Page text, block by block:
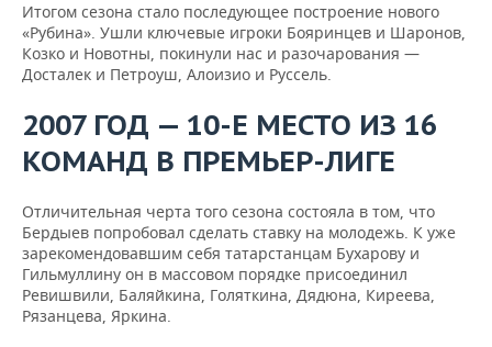
Итогом сезона стало последующее построение нового
«Рубина». Ушли ключевые игроки Бояринцев и Шаронов,
Козко и Новотны, покинули нас и разочарования —
Досталек и Петроуш, Алоизио и Руссель.
2007 ГОД — 10-Е МЕСТО ИЗ 16
КОМАНД В ПРЕМЬЕР-ЛИГЕ
Отличительная черта того сезона состояла в том, что
Бердыев попробовал сделать ставку на молодежь. К уже
зарекомендовавшим себя татарстанцам Бухарову и
Гильмуллину он в массовом порядке присоединил
Ревишвили, Баляйкина, Голяткина, Дядюна, Киреева,
Рязанцева, Яркина.